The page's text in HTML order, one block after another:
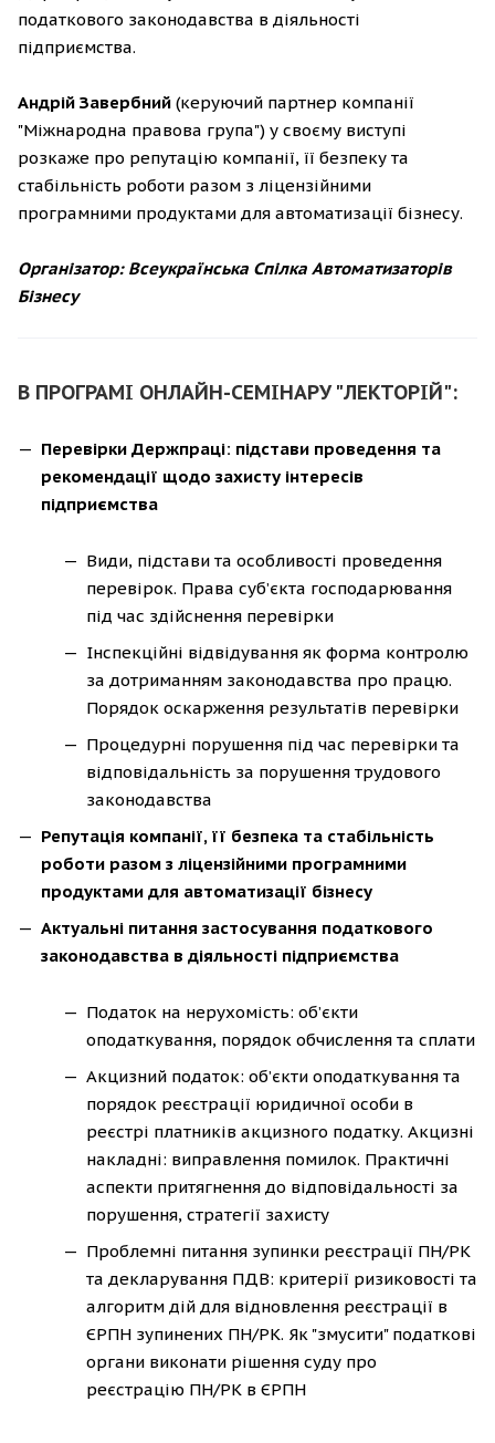
податкового законодавства в діяльності
підприємства.
Андрій Завербний (керуючий партнер компанії
"Міжнародна правова група") у своєму виступі
розкаже про репутацію компанії, її безпеку та
стабільність роботи разом з ліцензійними
програмними продуктами для автоматизації бізнесу.
Організатор: Всеукраїнська Спілка Автоматизаторів
Бізнесу
В ПРОГРАМІ ОНЛАЙН-СЕМІНАРУ "ЛЕКТОРІЙ":
Перевірки Держпраці: підстави проведення та
рекомендації щодо захисту інтересів
підприємства
Види, підстави та особливості проведення
перевірок. Права суб’єкта господарювання
під час здійснення перевірки
Інспекційні відвідування як форма контролю
за дотриманням законодавства про працю.
Порядок оскарження результатів перевірки
Процедурні порушення під час перевірки та
відповідальність за порушення трудового
законодавства
Репутація компанії, її безпека та стабільність
роботи разом з ліцензійними програмними
продуктами для автоматизації бізнесу
Актуальні питання застосування податкового
законодавства в діяльності підприємства
Податок на нерухомість: об’єкти
оподаткування, порядок обчислення та сплати
Акцизний податок: об’єкти оподаткування та
порядок реєстрації юридичної особи в
реєстрі платників акцизного податку. Акцизні
накладні: виправлення помилок. Практичні
аспекти притягнення до відповідальності за
порушення, стратегії захисту
Проблемні питання зупинки реєстрації ПН/РК
та декларування ПДВ: критерії ризиковості та
алгоритм дій для відновлення реєстрації в
ЄРПН зупинених ПН/РК. Як "змусити" податкові
органи виконати рішення суду про
реєстрацію ПН/РК в ЄРПН